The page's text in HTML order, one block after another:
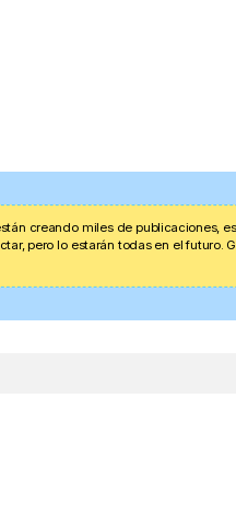
creando miles de publicaciones,
pero lo estarán todas en el futuro.